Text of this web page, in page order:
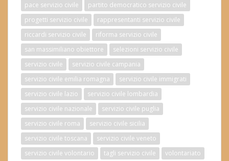
pace servizio civile
partito democratico servizio civile
progetti servizio civile
rappresentanti servizio civile
riccardi servizio civile
riforma servizio civile
san massimiliano obiettore
selezioni servizio civile
servizio civile
servizio civile campania
servizio civile emilia romagna
servizio civile immigrati
servizio civile lazio
servizio civile lombardia
servizio civile nazionale
servizio civile puglia
servizio civile roma
servizio civile sicilia
servizio civile toscana
servizio civile veneto
servizio civile volontario
tagli servizio civile volontariato